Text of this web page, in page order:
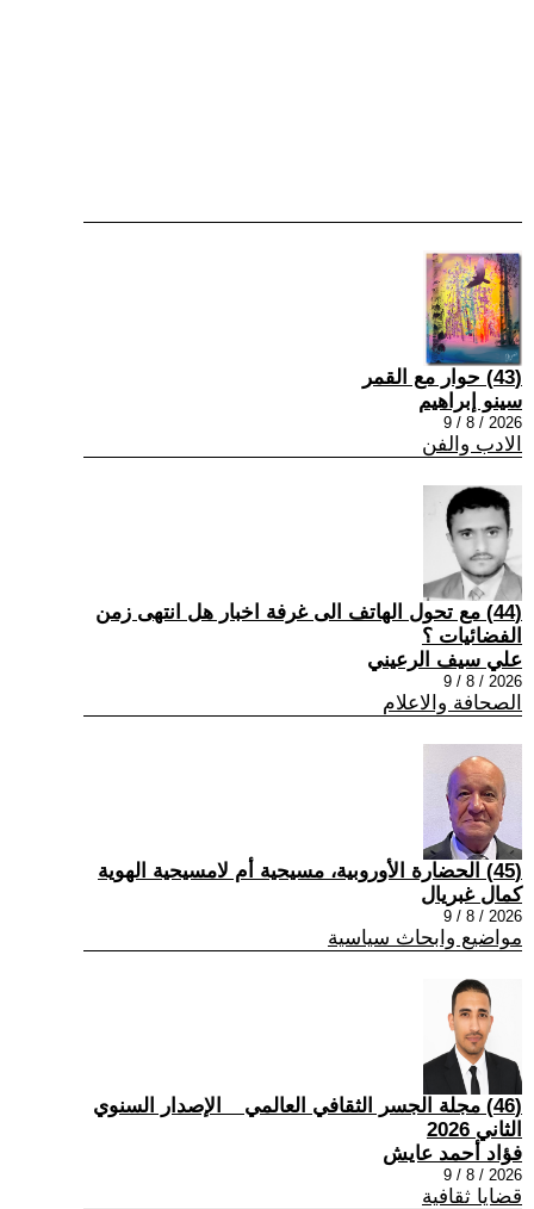
(43) حوار مع القمر
سينو إبراهيم
2026 / 8 / 9
الادب والفن
(44) مع تحول الهاتف الى غرفة اخبار هل انتهى زمن
الفضائيات ؟
علي سيف الرعيني
2026 / 8 / 9
الصحافة والاعلام
(45) الحضارة الأوروبية، مسيحية أم لامسيحية الهوية
كمال غبريال
2026 / 8 / 9
مواضيع وابحاث سياسية
(46) مجلة الجسر الثقافي العالمي _ الإصدار السنوي
الثاني 2026
فؤاد أحمد عايش
2026 / 8 / 9
قضايا ثقافية